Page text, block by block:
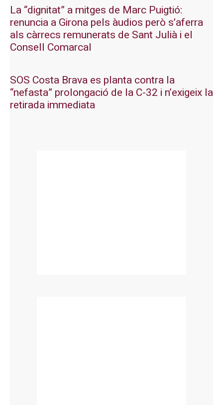
La “dignitat” a mitges de Marc Puigtió:
renuncia a Girona pels àudios però s’aferra
als càrrecs remunerats de Sant Julià i el
Consell Comarcal
SOS Costa Brava es planta contra la
“nefasta” prolongació de la C-32 i n’exigeix la
retirada immediata